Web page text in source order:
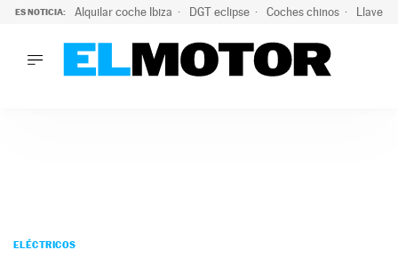
ES NOTICIA: Alquilar coche Ibiza DGT eclipse Coches chinos Llaves
PODCAST
ELÉCTRICOS